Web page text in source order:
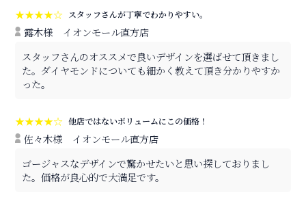
★★★★☆ スタッフさんが丁寧でわかりやすい。
露木様
イオンモール直方店
スタッフさんのオススメで良いデザインを選ばせて頂きまし
た。ダイヤモンドについても細かく教えて頂き分かりやすか
った。
★★★★☆ 他店ではないボリュームにこの価格！
佐々木様
イオンモール直方店
ゴージャスなデザインで驚かせたいと思い探しておりまし
た。価格が良心的で大満足です。